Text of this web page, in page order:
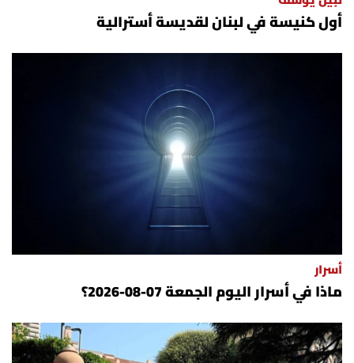
أول كنيسة في لبنان لقديسة أسترالية
أسرار
ماذا في أسرار اليوم الجمعة 07-08-2026؟